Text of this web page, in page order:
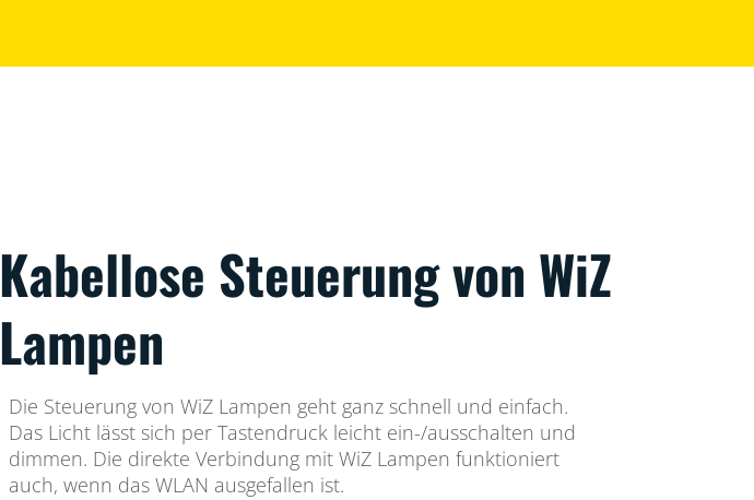
Kabellose Steuerung von WiZ
Lampen
Die Steuerung von WiZ Lampen geht ganz schnell und einfach.
Das Licht lässt sich per Tastendruck leicht ein-/ausschalten und
dimmen. Die direkte Verbindung mit WiZ Lampen funktioniert
auch, wenn das WLAN ausgefallen ist.